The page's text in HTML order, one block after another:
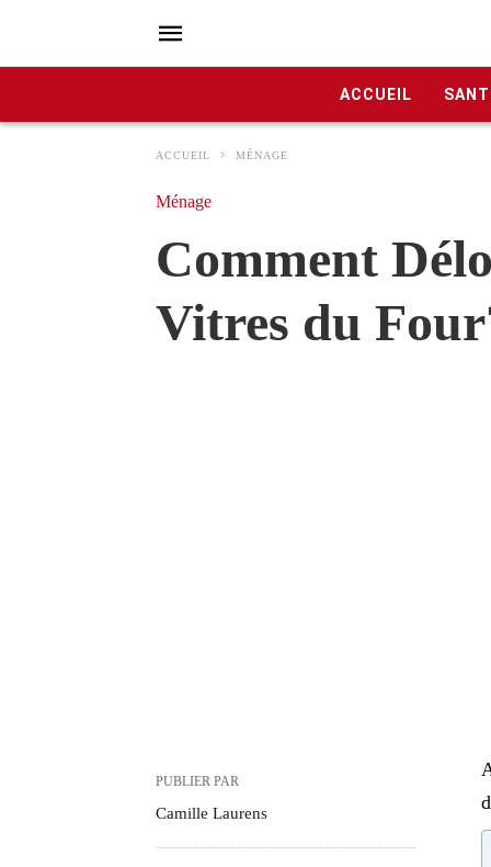
ACCUEIL
ACCUEIL MÉNAGE
Ménage
Comment
Vitres du
PUBLIER PAR
Camille Laurens